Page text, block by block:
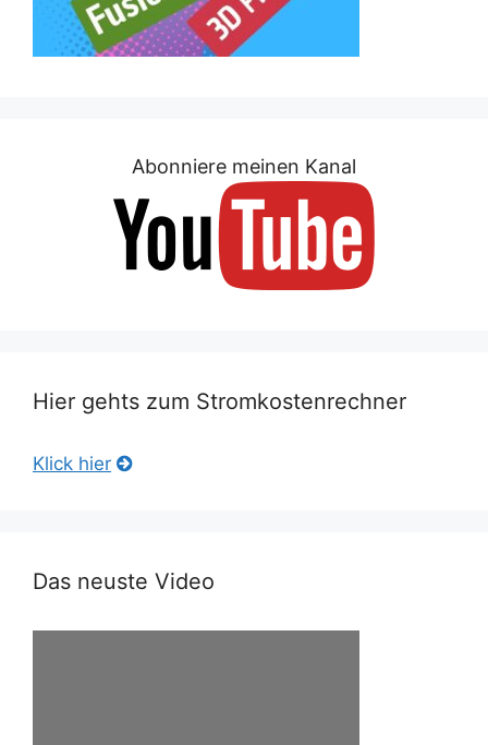
Abonniere meinen Kanal
Hier gehts zum Stromkostenrechner
Klick hier
Das neuste Video